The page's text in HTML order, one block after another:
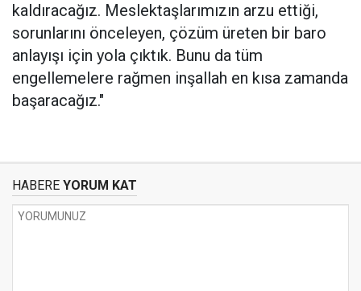
kaldıracağız. Meslektaşlarımızın arzu ettiği,
sorunlarını önceleyen, çözüm üreten bir baro
anlayışı için yola çıktık. Bunu da tüm
engellemelere rağmen inşallah en kısa zamanda
başaracağız."
HABERE YORUM KAT